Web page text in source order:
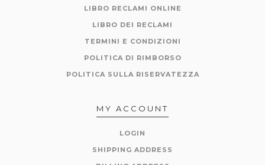
LIBRO RECLAMI ONLINE
LIBRO DEI RECLAMI
TERMINI E CONDIZIONI
POLITICA DI RIMBORSO
POLITICA SULLA RISERVATEZZA
MY ACCOUNT
LOGIN
SHIPPING ADDRESS